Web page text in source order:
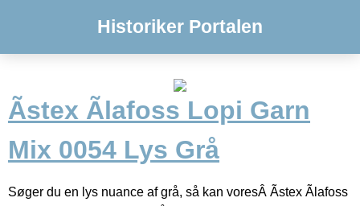
Historiker Portalen
Ãstex Ãlafoss Lopi Garn
Mix 0054 Lys Grå
Søger du en lys nuance af grå, så kan voresÂ Ãstex Ãlafoss